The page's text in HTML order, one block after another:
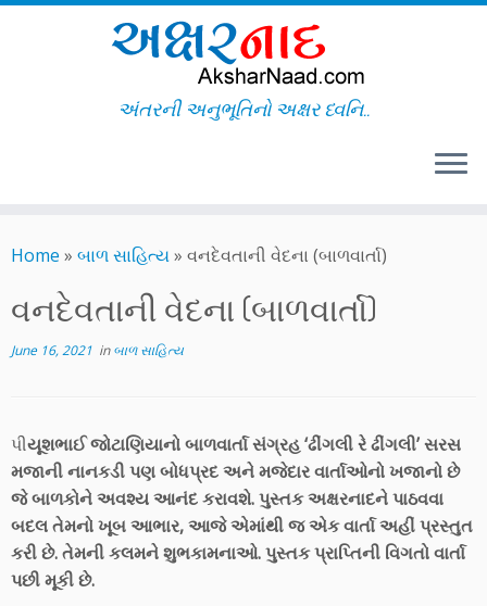
to
અંતરની અનુભૂતિનો અક્ષર ધ્વનિ..
Home » બાળ સાહિત્ય» વનદેવતાની વેદના (બાળવાર્તા)
વનદેવતાની વેદના (બાળવાર્તા)
June 16, 2021 inબાળ સાહિત્ય
પીયૂશભાઈ જોટાણિયાનો બાળવાર્તા સંગ્રહ ‘ઢીંગલી રે ઢીંગલી’ સરસ
મજાની નાનકડી પણ બોધપ્રદ અને મજેદાર વાર્તાઓનો ખજાનો છે
જે બાળકોને અવશ્ય આનંદ કરાવશે. પુસ્તક અક્ષરનાદને પાઠવવા
બદલ તેમનો ખૂબ આભાર, આજે એમાંથી જ એક વાર્તા અહીં પ્રસ્તુત
કરી છે. તેમની કલમને શુભકામનાઓ. પુસ્તક પ્રાપ્તિની વિગતો વાર્તા
પછી મૂકી છે.